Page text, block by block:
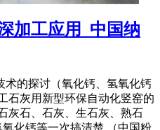
加工应用_中国纳
术的探讨（氧化钙、氢氧化钙
石灰用新型环保自动化竖窑的
灰石、石灰、生石灰、熟石
化钙等一次搞清楚 （中国粉